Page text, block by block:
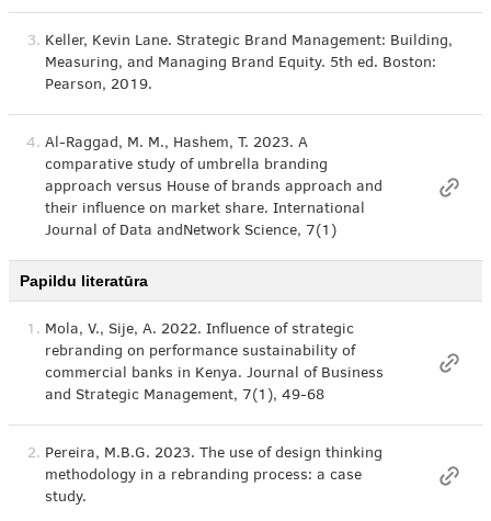
3. Keller, Kevin Lane. Strategic Brand Management: Building,
Measuring, and Managing Brand Equity. 5th ed. Boston:
Pearson, 2019.
4. Al-Raggad, M. M., Hashem, T. 2023. A
comparative study of umbrella branding
approach versus House of brands approach and
their influence on market share. International
Journal of Data andNetwork Science, 7(1)
Papildu literatūra
1. Mola, V., Sije, A. 2022. Influence of strategic
rebranding on performance sustainability of
commercial banks in Kenya. Journal of Business
and Strategic Management, 7(1), 49-68
2. Pereira, M.B.G. 2023. The use of design thinking
methodology in a rebranding process: a case
study.